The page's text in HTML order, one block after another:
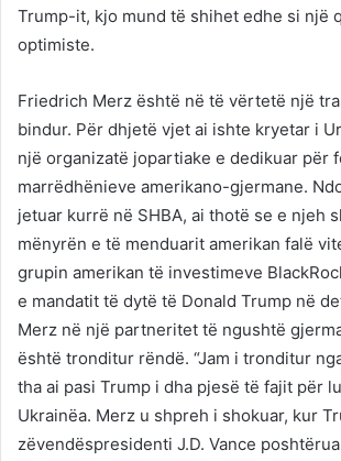
Trump-it, kjo mund të shihet edhe si një
optimiste.
Friedrich Merz është në të vërtetë një
bindur. Për dhjetë vjet ai ishte kryetar i
një organizatë jopartiake e dedikuar për
marrëdhënieve amerikano-gjermane.
jetuar kurrë në SHBA, ai thotë se e njeh
mënyrën e të menduarit amerikan falë
grupin amerikan të investimeve
e mandatit të dytë të Donald Trump në
Merz në një partneritet të ngushtë
është tronditur rëndë. “Jam i tronditur
tha ai pasi Trump i dha pjesë të fajit për
Ukrainëa. Merz u shpreh i shokuar, kur
zëvendëspresidenti J.D. Vance